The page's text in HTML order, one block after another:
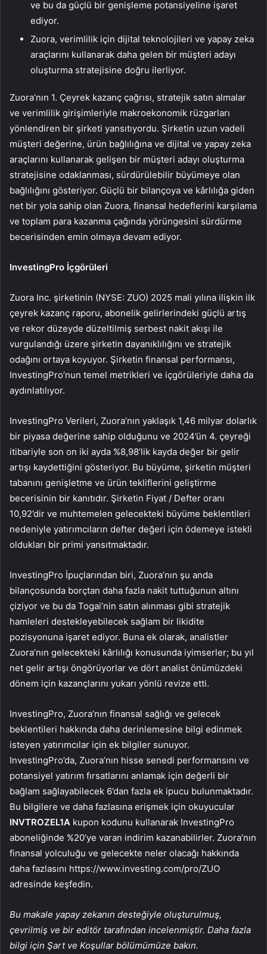
ve bu da güçlü bir genişleme potansiyeline işaret
ediyor.
Zuora, verimlilik için dijital teknolojileri ve yapay zeka
araçlarını kullanarak daha gelen bir müşteri adayı
oluşturma stratejisine doğru ilerliyor.
Zuora’nın 1. Çeyrek kazanç çağrısı, stratejik satın almalar
ve verimlilik girişimleriyle makroekonomik rüzgarları
yönlendiren bir şirketi yansıtıyordu. Şirketin uzun vadeli
müşteri değerine, ürün bağlılığına ve dijital ve yapay zeka
araçlarını kullanarak gelişen bir müşteri adayı oluşturma
stratejisine odaklanması, sürdürülebilir büyümeye olan
bağlılığını gösteriyor. Güçlü bir bilançoya ve kârlılığa giden
net bir yola sahip olan Zuora, finansal hedeflerini karşılama
ve toplam para kazanma çağında yörüngesini sürdürme
becerisinden emin olmaya devam ediyor.
InvestingPro İçgörüleri
Zuora Inc. şirketinin (NYSE: ZUO) 2025 mali yılına ilişkin ilk
çeyrek kazanç raporu, abonelik gelirlerindeki güçlü artış
ve rekor düzeyde düzeltilmiş serbest nakit akışı ile
vurgulandığı üzere şirketin dayanıklılığını ve stratejik
odağını ortaya koyuyor. Şirketin finansal performansı,
InvestingPro’nun temel metrikleri ve içgörüleriyle daha da
aydınlatılıyor.
InvestingPro Verileri, Zuora’nın yaklaşık 1,46 milyar dolarlık
bir piyasa değerine sahip olduğunu ve 2024’ün 4. çeyreği
itibariyle son on iki ayda %8,98’lik kayda değer bir gelir
artışı kaydettiğini gösteriyor. Bu büyüme, şirketin müşteri
tabanını genişletme ve ürün tekliflerini geliştirme
becerisinin bir kanıtıdır. Şirketin Fiyat / Defter oranı
10,92’dir ve muhtemelen gelecekteki büyüme beklentileri
nedeniyle yatırımcıların defter değeri için ödemeye istekli
oldukları bir primi yansıtmaktadır.
InvestingPro İpuçlarından biri, Zuora’nın şu anda
bilançosunda borçtan daha fazla nakit tuttuğunun altını
çiziyor ve bu da Togai’nin satın alınması gibi stratejik
hamleleri destekleyebilecek sağlam bir likidite
pozisyonuna işaret ediyor. Buna ek olarak, analistler
Zuora’nın gelecekteki kârlılığı konusunda iyimserler; bu yıl
net gelir artışı öngörüyorlar ve dört analist önümüzdeki
dönem için kazançlarını yukarı yönlü revize etti.
InvestingPro, Zuora’nın finansal sağlığı ve gelecek
beklentileri hakkında daha derinlemesine bilgi edinmek
isteyen yatırımcılar için ek bilgiler sunuyor.
InvestingPro’da, Zuora’nın hisse senedi performansını ve
potansiyel yatırım fırsatlarını anlamak için değerli bir
bağlam sağlayabilecek 6’dan fazla ek ipucu bulunmaktadır.
Bu bilgilere ve daha fazlasına erişmek için okuyucular
INVTROZEL1A kupon kodunu kullanarak InvestingPro
aboneliğinde %20’ye varan indirim kazanabilirler. Zuora’nın
finansal yolculuğu ve gelecekte neler olacağı hakkında
daha fazlasını https://www.investing.com/pro/ZUO
adresinde keşfedin.
Bu makale yapay zekanın desteğiyle oluşturulmuş,
çevrilmiş ve bir editör tarafından incelenmiştir. Daha fazla
bilgi için Şart ve Koşullar bölümümüze bakın.